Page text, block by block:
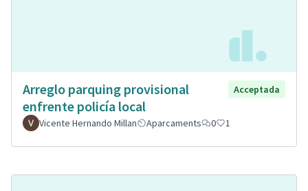
Arreglo parquing provisional
enfrente policía local
Acceptada
Vicente Hernando Millan Aparcaments 0 1